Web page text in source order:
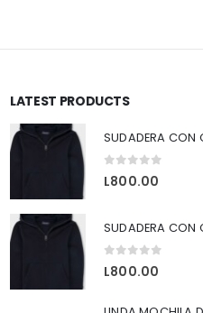
LATEST PRODUCTS
0out of 5
L800.00
0out of 5
L800.00